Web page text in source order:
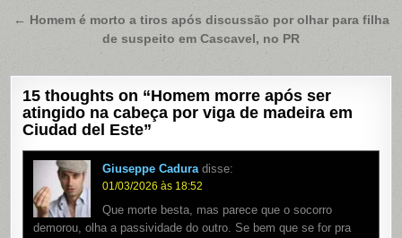
Post
← Homem é morto a tiros após discussão por olhar para filha
de suspeito em Cascavel, no PR
15 thoughts on “Homem morre após ser
atingido na cabeça por viga de madeira em
Ciudad del Este”
Giuseppe Cadura disse:
01/03/2026 às 18:52
Que morte besta, mas parece que o socorro
demorou, olha a passividade do outro. Se bem que se for pra